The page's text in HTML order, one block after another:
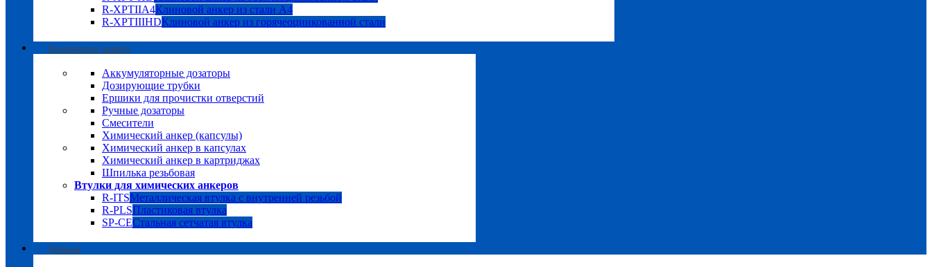
R-XPTIIA4Клиновой анкер из стали А4
R-XPTIIIHDКлиновой анкер из горячеоцинкованной стали
Химические анкера
Аккумуляторные дозаторы
Дозирующие трубки
Ершики для прочистки отверстий
Ручные дозаторы
Смесители
Химический анкер (капсулы)
Химический анкер в капсулах
Химический анкер в картриджах
Шпилька резьбовая
Втулки для химических анкеров
R-ITSМеталлическая втулка с внутренней резьбой
R-PLSПластиковая втулка
SP-CEСтальная сетчатая втулка
Дюбели